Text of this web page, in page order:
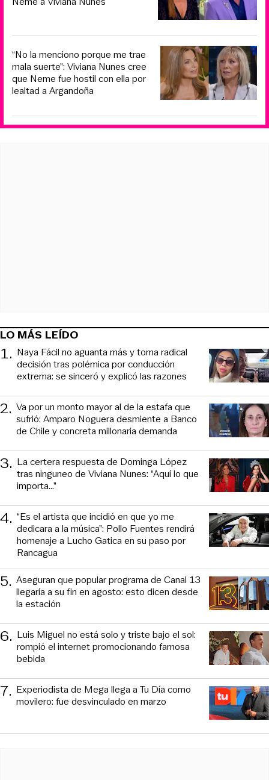
“No la menciono porque me trae
mala suerte”: Viviana Nunes cree
que Neme fue hostil con ella por
lealtad a Argandoña
LO MÁS LEÍDO
1. Naya Fácil no aguanta más y toma radical
decisión tras polémica por conducción
extrema: se sinceró y explicó las razones
2. Va por un monto mayor al de la estafa que
sufrió: Amparo Noguera desmiente a Banco
de Chile y concreta millonaria demanda
3. La certera respuesta de Dominga López
tras ninguneo de Viviana Nunes: “Aquí lo que
importa...”
4. “Es el artista que incidió en que yo me
dedicara a la música”: Pollo Fuentes rendirá
homenaje a Lucho Gatica en su paso por
Rancagua
5. Aseguran que popular programa de Canal 13
llegaría a su fin en agosto: esto dicen desde
la estación
6. Luis Miguel no está solo y triste bajo el sol:
rompió el internet promocionando famosa
bebida
7. Experiodista de Mega llega a Tu Día como
movilero: fue desvinculado en marzo